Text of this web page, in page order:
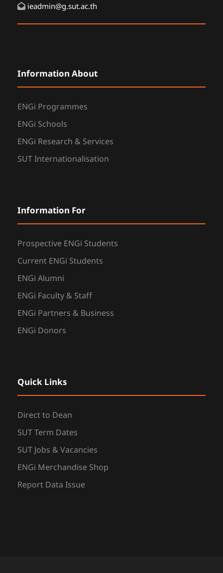
ieadmin@g.sut.ac.th
Information About
ENGi Programmes
ENGi Schools
ENGi Research & Services
SUT Internationalisation
Information For
Prospective ENGi Students
Current ENGi Students
ENGi Alumni
ENGi Faculty & Staff
ENGi Partners & Business
ENGi Donors
Quick Links
Direct to Dean
SUT Term Dates
SUT Jobs & Vacancies
ENGi Merchandise Shop
Report Data Issue